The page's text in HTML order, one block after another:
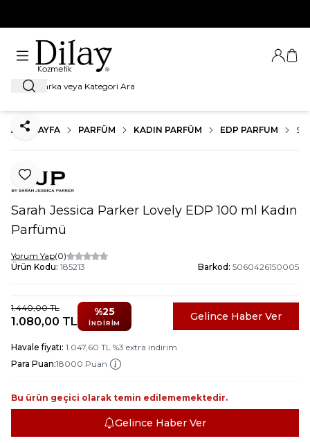
Ara
Giriş
ANA SAYFA PARFÜM KADIN PARFÜM EDP PARFUM
Favoriye Ekle
Paylaş
Sarah Jessica Parker Lovely EDP 100 ml Kadın
Parfümü
Yorum Yap(0)
Ürün Kodu: 185213 Barkod: 5060426150005
1.440,00TL
1.080,00 TL
%25
İNDIRIM
Gelince Haber Ver
Havale fiyatı: 1.047,60 TL %3 extra indirim
Para Puan:18000 Puan
Bu ürün geçici olarak temin edilememektedir.
Gelince Haber Ver